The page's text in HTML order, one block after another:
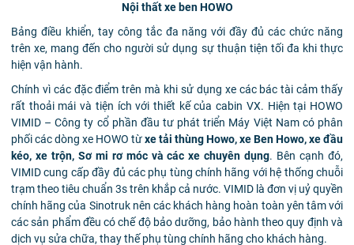
Nội thất xe ben HOWO
Bảng điều khiển, tay công tắc đa năng với đầy đủ các chức năng
trên xe, mang đến cho người sử dụng sự thuận tiện tối đa khi thực
hiện vận hành.
Chính vì các đặc điểm trên mà khi sử dụng xe các bác tài cảm thấy
rất thoải mái và tiện ích với thiết kế của cabin VX. Hiện tại HOWO
VIMID – Công ty cổ phần đầu tư phát triển Máy Việt Nam có phân
phối các dòng xe HOWO từxe tải thùng Howo, xe Ben Howo, xe đầu
kéo, xe trộn, Sơ mi rơ móc và các xe chuyên dụng. Bên cạnh đó,
VIMID cung cấp đầy đủ các phụ tùng chính hãng với hệ thống chuỗi
trạm theo tiêu chuẩn 3s trên khắp cả nước. VIMID là đơn vị uỷ quyền
chính hãng của Sinotruk nên các khách hàng hoàn toàn yên tâm với
các sản phẩm đều có chế độ bảo dưỡng, bảo hành theo quy định và
dịch vụ sửa chữa, thay thế phụ tùng chính hãng cho khách hàng.